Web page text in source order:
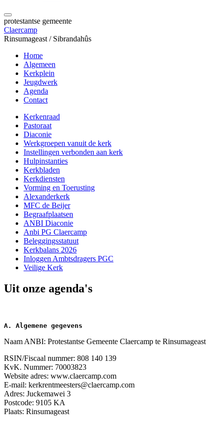
protestantse gemeente
Claercamp
Rinsumageast / Sibrandahûs
Home
Algemeen
Kerkplein
Jeugdwerk
Agenda
Contact
Kerkenraad
Pastoraat
Diaconie
Werkgroepen vanuit de kerk
Instellingen verbonden aan kerk
Hulpinstanties
Kerkbladen
Kerkdiensten
Vorming en Toerusting
Alexanderkerk
MFC de Beijer
Begraafplaatsen
ANBI Diaconie
Anbi PG Claercamp
Beleggingsstatuut
Kerkbalans 2026
Inloggen Ambtsdragers PGC
Veilige Kerk
Uit onze agenda's
A. Algemene gegevens
Naam ANBI: Protestantse Gemeente Claercamp te Rinsumageast
RSIN/Fiscaal nummer: 808 140 139
KvK. Nummer: 70003823
Website adres: www.claercamp.com
E-mail: kerkrentmeesters@claercamp.com
Adres: Juckemawei 3
Postcode: 9105 KA
Plaats: Rinsumageast